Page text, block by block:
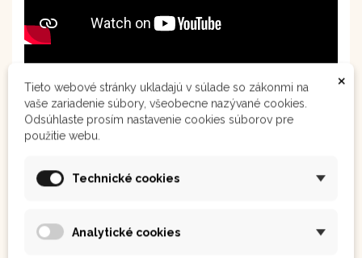
×
Tieto webové stránky ukladajú v súlade so zákonmi na
vaše zariadenie súbory, všeobecne nazývané cookies.
Odsúhlaste prosím nastavenie cookies súborov pre
použitie webu.
Technické cookies
Analytické cookies